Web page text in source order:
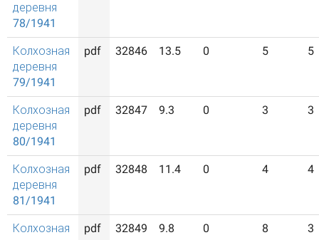
деревня
78/1941
Колхозная
деревня
79/1941
pdf 32846 13.5 0 5 5
Колхозная
деревня
80/1941
pdf 32847 9.3 0 3 3
Колхозная
деревня
81/1941
pdf 32848 11.4 0 4 4
Колхозная
pdf 32849 9.8 0 8 3